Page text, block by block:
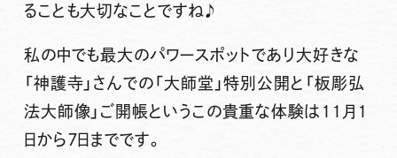
ることも大切なことですね♪
私の中でも最大のパワースポットであり大好きな
「神護寺」さんでの「大師堂」特別公開と「板彫弘
法大師像」ご開帳というこの貴重な体験は１１月１
日から７日までです。